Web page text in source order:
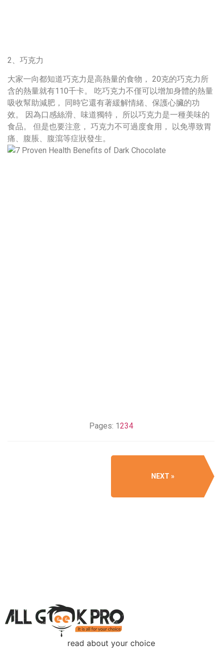
2、巧克力
大家一向都知道巧克力是高熱量的食物， 20克的巧克力所
含的熱量就有110千卡。 吃巧克力不僅可以增加身體的熱量
吸收幫助減肥， 同時它還有著緩解情緒、保護心臟的功
效。 因為口感絲滑、味道獨特， 所以巧克力是一種美味的
食品。 但是也要注意， 巧克力不可過度食用， 以免導致胃
痛、腹脹、腹瀉等症狀發生。
Pages: 1234
NEXT
read about your choice